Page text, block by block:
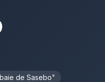
de Sasebo"